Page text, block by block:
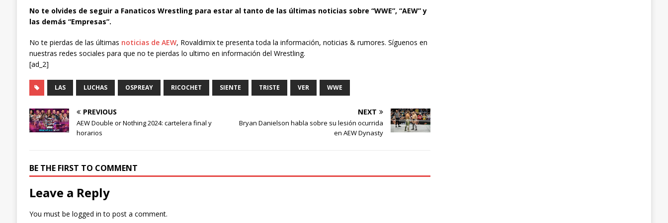
No te olvides de seguir a Fanaticos Wrestling para estar al tanto de las últimas noticias sobre “WWE”, “AEW” y
las demás “Empresas”.
No te pierdas de las últimas noticias de AEW, Rovaldimix te presenta toda la información, noticias & rumores. Síguenos en
nuestras redes sociales para que no te pierdas lo ultimo en información del Wrestling.
[ad_2]
LAS LUCHAS OSPREAY RICOCHET SIENTE TRISTE VER WWE
PREVIOUS
AEW Double or Nothing 2024: cartelera final y
horarios
NEXT
Bryan Danielson habla sobre su lesión ocurrida
en AEW Dynasty
BE THE FIRST TO COMMENT
Leave a Reply
You must be logged in to post a comment.